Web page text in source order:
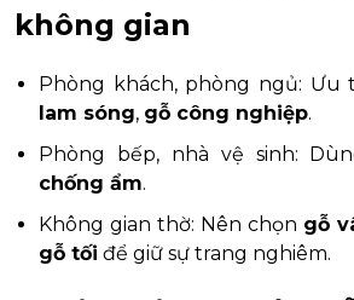
không gian
Phòng khách, phòng ngủ: Ưu
lam sóng, gỗ công nghiệp.
Phòng bếp, nhà vệ sinh:
chống ẩm.
Không gian thờ: Nên chọn gỗ
gỗ tối để giữ sự trang nghiêm.